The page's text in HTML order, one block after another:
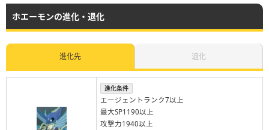
ホエーモンの進化・退化
進化先 退化
進化条件
エージェントランク7以上
最大SP1190以上
攻撃力1940以上